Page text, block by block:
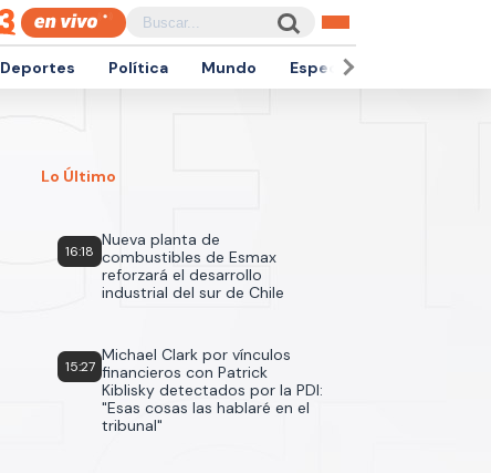
Deportes Política Mundo Espectáculos
Lo Último
16:18
Nueva planta de
combustibles de Esmax
reforzará el desarrollo
industrial del sur de Chile
15:27
Michael Clark por vínculos
financieros con Patrick
Kiblisky detectados por la PDI:
"Esas cosas las hablaré en el
tribunal"